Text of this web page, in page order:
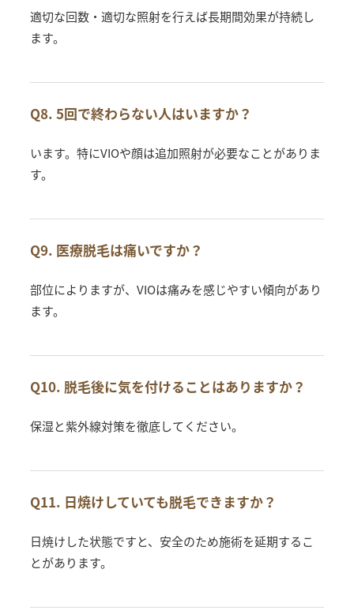
適切な回数・適切な照射を行えば長期間効果が持続し
ます。
Q8. 5回で終わらない人はいますか？
います。特にVIOや顔は追加照射が必要なことがありま
す。
Q9. 医療脱毛は痛いですか？
部位によりますが、VIOは痛みを感じやすい傾向があり
ます。
Q10. 脱毛後に気を付けることはありますか？
保湿と紫外線対策を徹底してください。
Q11. 日焼けしていても脱毛できますか？
日焼けした状態ですと、安全のため施術を延期するこ
とがあります。